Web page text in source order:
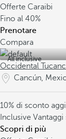
Offerte Caraibi
Fino al 40%
Prenotare
Compara
All inclusive
Occidental
Cancún,
10% di sconto
Inclusive
Scopri di più